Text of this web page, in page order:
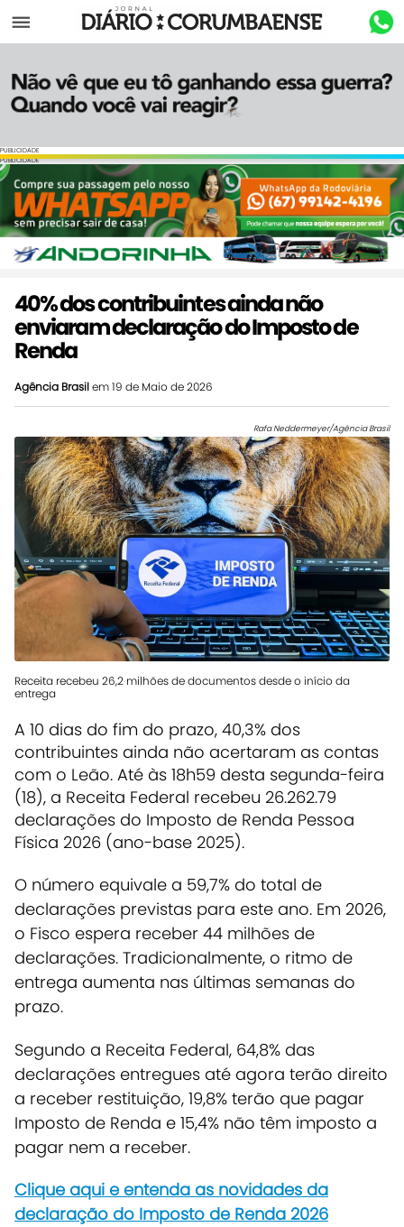
Menu
PUBLICIDADE
PUBLICIDADE
40% dos contribuintes ainda não
enviaram declaração do Imposto de
Renda
Agência Brasilem 19 de Maio de 2026
Rafa Neddermeyer/Agência Brasil
Receita recebeu 26,2 milhões de documentos desde o início da
entrega
A 10 dias do fim do prazo, 40,3% dos
contribuintes ainda não acertaram as contas
com o Leão. Até às 18h59 desta segunda-feira
(18), a Receita Federal recebeu 26.262.79
declarações do Imposto de Renda Pessoa
Física 2026 (ano-base 2025).
O número equivale a 59,7% do total de
declarações previstas para este ano. Em 2026,
o Fisco espera receber 44 milhões de
declarações. Tradicionalmente, o ritmo de
entrega aumenta nas últimas semanas do
prazo.
Segundo a Receita Federal, 64,8% das
declarações entregues até agora terão direito
a receber restituição, 19,8% terão que pagar
Imposto de Renda e 15,4% não têm imposto a
pagar nem a receber.
Clique aqui e entenda as novidades da
declaração do Imposto de Renda 2026